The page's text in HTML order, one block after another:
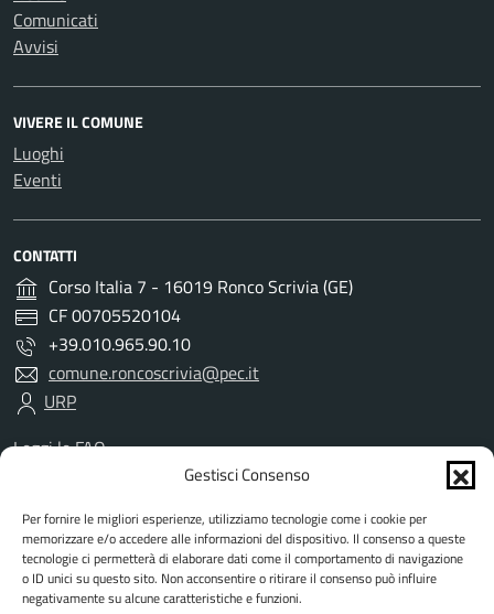
Gestisci Consenso
Per fornire le migliori esperienze, utilizziamo tecnologie come i cookie per
memorizzare e/o accedere alle informazioni del dispositivo. Il consenso a queste
tecnologie ci permetterà di elaborare dati come il comportamento di navigazione
o ID unici su questo sito. Non acconsentire o ritirare il consenso può influire
negativamente su alcune caratteristiche e funzioni.
Comunicati
Avvisi
VIVERE IL COMUNE
Luoghi
Eventi
CONTATTI
Corso Italia 7 - 16019 Ronco Scrivia (GE)
CF 00705520104
+39.010.965.90.10
comune.roncoscrivia@pec.it
URP
Leggi le FAQ
Prenotazione appuntamento
Richiesta assistenza
Amministrazione trasparente
Albo Pretorio
Informativa privacy